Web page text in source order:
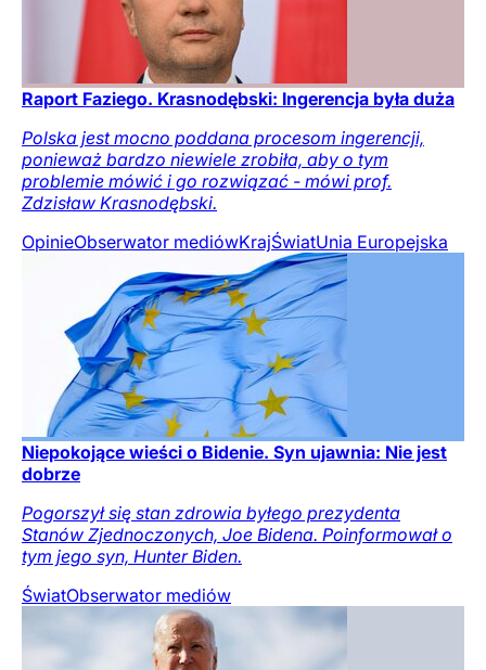
Raport Faziego. Krasnodębski: Ingerencja była duża
Polska jest mocno poddana procesom ingerencji,
ponieważ bardzo niewiele zrobiła, aby o tym
problemie mówić i go rozwiązać - mówi prof.
Zdzisław Krasnodębski.
OpinieObserwator mediówKrajŚwiatUnia Europejska
Niepokojące wieści o Bidenie. Syn ujawnia: Nie jest
dobrze
Pogorszył się stan zdrowia byłego prezydenta
Stanów Zjednoczonych, Joe Bidena. Poinformował o
tym jego syn, Hunter Biden.
ŚwiatObserwator mediów